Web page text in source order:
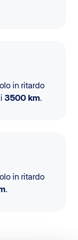
in ritardo
3500 km.
in ritardo
.